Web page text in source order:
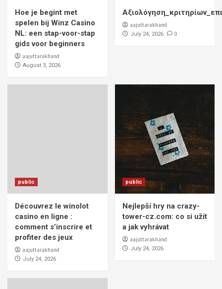
Hoe je begint met
spelen bij Winz Casino
NL: een stap-voor-stap
gids voor beginners
aajuttarakhand
August 3, 2026
aajuttarakhand
July 24, 2026 0
public
Découvrez le winolot
casino en ligne :
comment s’inscrire et
profiter des jeux
aajuttarakhand
July 24, 2026
public
Nejlepší hry na crazy-
tower-cz.com: co si užít
a jak vyhrávat
aajuttarakhand
July 24, 2026